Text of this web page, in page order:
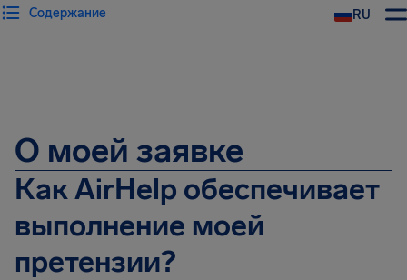
RU
Содержание
О моей заявке
Как AirHelp обеспечивает
выполнение моей
претензии?